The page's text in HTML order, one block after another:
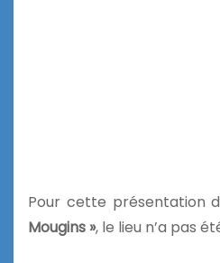
Pour cette présentation
Mougins », le lieu n’a pas